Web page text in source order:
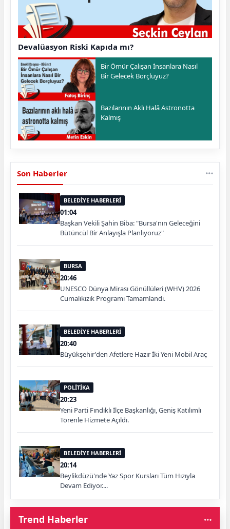
Devalüasyon Riski Kapıda mı?
Bir Ömür Çalışan İnsanlara Nasıl
Bir Gelecek Borçluyuz?
Bazılarının Aklı Halâ Astronotta
Kalmış
Son Haberler
BELEDİYE HABERLERİ
01:04
Başkan Vekili Şahin Biba: "Bursa'nın Geleceğini
Bütüncül Bir Anlayışla Planlıyoruz"
BURSA
20:46
UNESCO Dünya Mirası Gönüllüleri (WHV) 2026
Cumalıkızık Programı Tamamlandı.
BELEDİYE HABERLERİ
20:40
Büyükşehir'den Afetlere Hazır İki Yeni Mobil Araç
POLİTİKA
20:23
Yeni Parti Fındıklı İlçe Başkanlığı, Geniş Katılımlı
Törenle Hizmete Açıldı.
BELEDİYE HABERLERİ
20:14
Beylikdüzü'nde Yaz Spor Kursları Tüm Hızıyla
Devam Ediyor....
Trend Haberler